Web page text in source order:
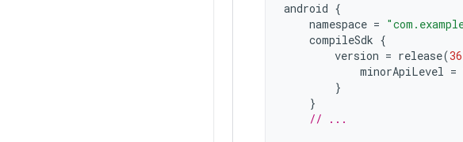
android {
namespace =
compileSdk {
version = release(36
minorApiLevel =
}
}
// ...